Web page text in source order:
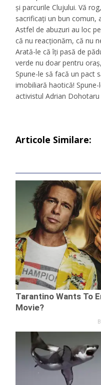
și parcurile Clujului. Vă
sacrificați un bun comun,
Astfel de abuzuri au loc
că nu reacționăm, că nu
Arată-le că îți pasă de
verde nu doar pentru
Spune-le să facă un pact
imobiliară haotică!
activistul Adrian
Articole Similare: